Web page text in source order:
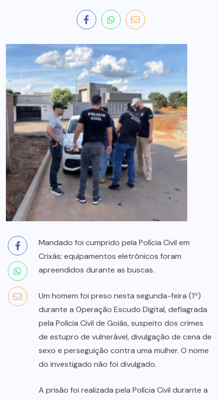
Mandado foi cumprido pela Polícia Civil em
Crixás; equipamentos eletrônicos foram
apreendidos durante as buscas.
Um homem foi preso nesta segunda-feira (1º)
durante a Operação Escudo Digital, deflagrada
pela Polícia Civil de Goiás, suspeito dos crimes
de estupro de vulnerável, divulgação de cena de
sexo e perseguição contra uma mulher. O nome
do investigado não foi divulgado.
A prisão foi realizada pela Polícia Civil durante a